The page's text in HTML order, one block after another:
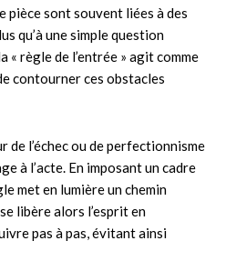
pièce sont souvent liées à des
qu’à une simple question
« règle de l’entrée » agit comme
contourner ces obstacles
de l’échec ou de perfectionnisme
à l’acte. En imposant un cadre
met en lumière un chemin
libère alors l’esprit en
pas à pas, évitant ainsi